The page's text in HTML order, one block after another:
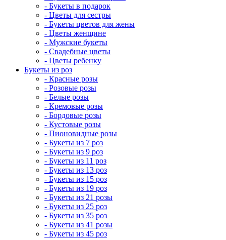
- Букеты в подарок
- Цветы для сестры
- Букеты цветов для жены
- Цветы женщине
- Мужские букеты
- Свадебные цветы
- Цветы ребенку
Букеты из роз
- Красные розы
- Розовые розы
- Белые розы
- Кремовые розы
- Бордовые розы
- Кустовые розы
- Пионовидные розы
- Букеты из 7 роз
- Букеты из 9 роз
- Букеты из 11 роз
- Букеты из 13 роз
- Букеты из 15 роз
- Букеты из 19 роз
- Букеты из 21 розы
- Букеты из 25 роз
- Букеты из 35 роз
- Букеты из 41 розы
- Букеты из 45 роз